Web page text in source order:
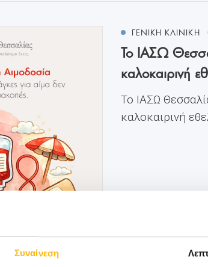
Συναίνεση
ΓΕΝΙΚΗ ΚΛΙΝΙΚΗ
Το ΙΑΣΩ
καλοκαιρινή
Το ΙΑΣΩ
καλοκαιρινή